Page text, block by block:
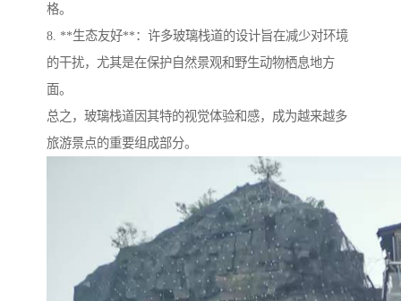
格。
8. **生态友好**：许多玻璃栈道的设计旨在减少对环境
的干扰，尤其是在保护自然景观和野生动物栖息地方
面。
总之，玻璃栈道因其特的视觉体验和感，成为越来越多
旅游景点的重要组成部分。